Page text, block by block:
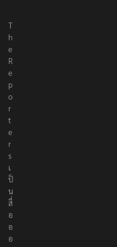
T
h
e
R
e
p
o
r
t
e
r
s
เ
ป็
น
สื่
อ